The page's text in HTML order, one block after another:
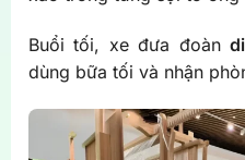
Buổi tối, xe đưa đoàn
dùng bữa tối và nhận